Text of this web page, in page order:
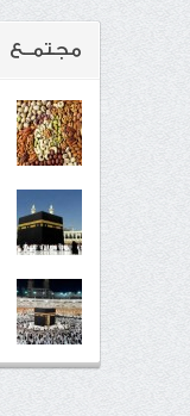
مجتمــع